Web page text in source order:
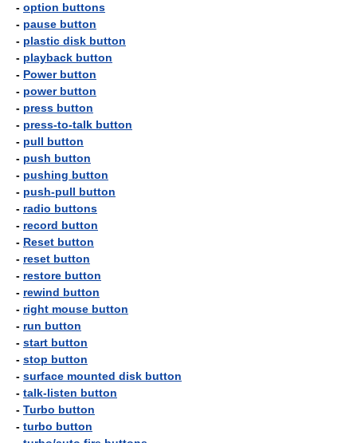
- option buttons
- pause button
- plastic disk button
- playback button
- Power button
- power button
- press button
- press-to-talk button
- pull button
- push button
- pushing button
- push-pull button
- radio buttons
- record button
- Reset button
- reset button
- restore button
- rewind button
- right mouse button
- run button
- start button
- stop button
- surface mounted disk button
- talk-listen button
- Turbo button
- turbo button